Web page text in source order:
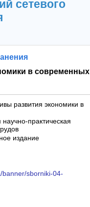
сетевого
в современных
развития экономики в
практическая
издание
sborniki-04-